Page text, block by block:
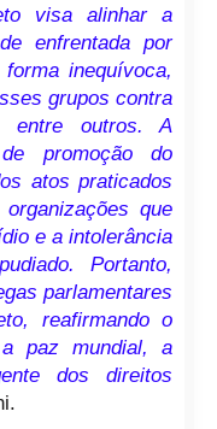
visa alinhar a
enfrentada por
inequívoca,
grupos contra
entre outros. A
promoção do
atos praticados
que
e a intolerância
Portanto,
parlamentares
reafirmando o
paz mundial, a
dos direitos